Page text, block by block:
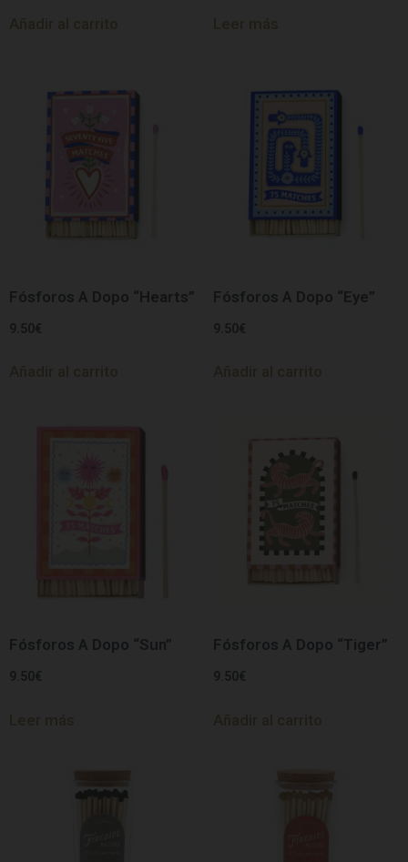
Fósforos A Dopo “Hearts”
9.50€
Fósforos A Dopo “Eye”
9.50€
Fósforos A Dopo “Sun”
9.50 €
Fósforos A Dopo “Tiger”
9.50 €